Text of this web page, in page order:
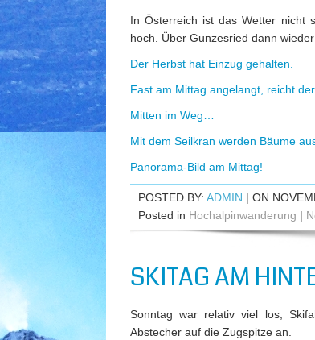
In Österreich ist das Wetter nicht
hoch. Über Gunzesried dann
Der Herbst hat Einzug gehalten.
Fast am Mittag angelangt, reicht
Mitten im Weg…
Mit dem Seilkran werden Bäume
Panorama-Bild am Mittag!
POSTED BY: ADMIN | ON
Posted in Hochalpinwanderung |
SKITAG AM
Sonntag war relativ viel los,
Abstecher auf die Zugspitze an.